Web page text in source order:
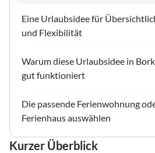
Eine Urlaubsidee für
und Flexibilität
Warum diese Urlaubsidee in
gut funktioniert
Die passende Ferienwohnung
Ferienhaus auswählen
Kurzer Überblick